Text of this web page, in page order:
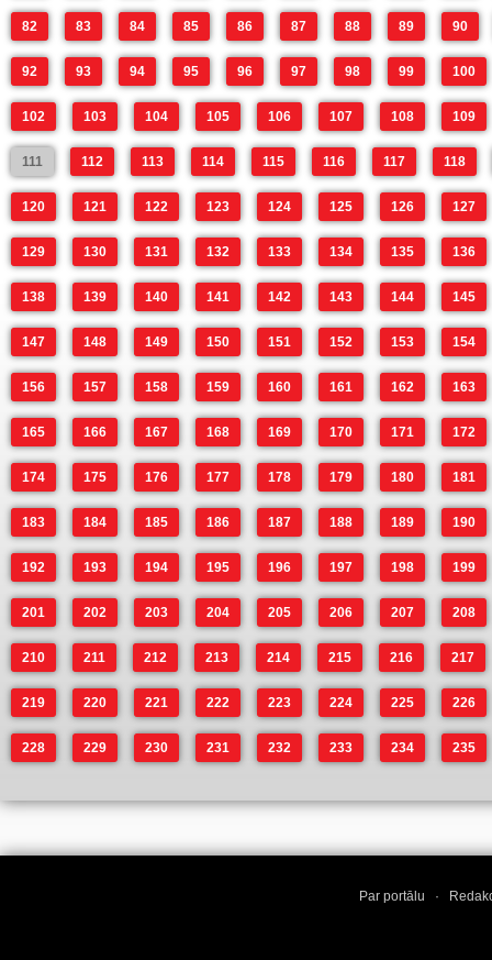
82 83 84 85 86 87 88 89 90
92 93 94 95 96 97 98 99 100
102 103 104 105 106 107 108 109
111 112 113 114 115 116 117 118
120 121 122 123 124 125 126 127
129 130 131 132 133 134 135 136
138 139 140 141 142 143 144 145
147 148 149 150 151 152 153 154
156 157 158 159 160 161 162 163
165 166 167 168 169 170 171 172
174 175 176 177 178 179 180 181
183 184 185 186 187 188 189 190
192 193 194 195 196 197 198 199
201 202 203 204 205 206 207 208
210 211 212 213 214 215 216 217
219 220 221 222 223 224 225 226
228 229 230 231 232 233 234 235
Par portālu ·